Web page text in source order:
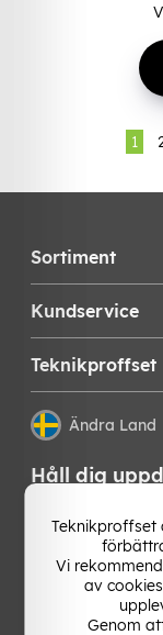
1
Sortiment
Kundservice
Teknikproffset
Ändra Land
Håll dig
Få de senaste
bästa tipsen
vårt nyhetsbrev!
Teknikproffset
Vi
av
Genom